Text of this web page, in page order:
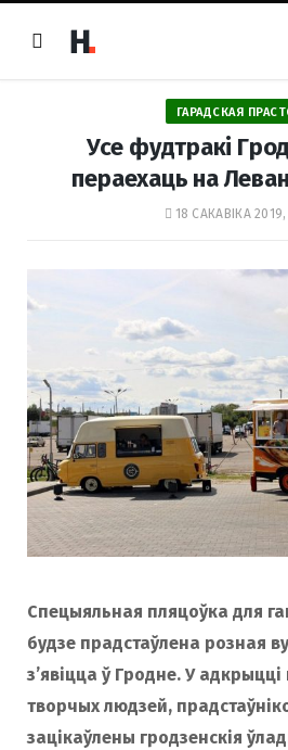
ГАРАДСКАЯ
Усе фудтракі
пераехаць на
18 САКАВІКА 2019,
Спецыяльная пляцоўка для
будзе прадстаўлена розная
з’явіцца ў Гродне. У
творчых людзей,
зацікаўлены гродзенскія